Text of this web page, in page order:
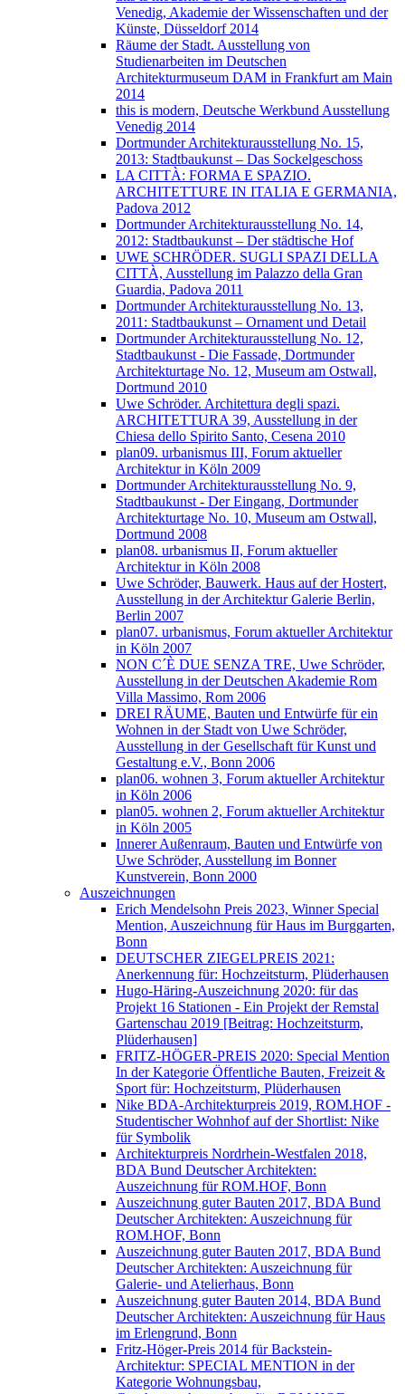
Venedig, Akademie der Wissenschaften und der
Künste, Düsseldorf 2014
Räume der Stadt. Ausstellung von
Studienarbeiten im Deutschen
Architekturmuseum DAM in Frankfurt am Main
2014
this is modern, Deutsche Werkbund Ausstellung
Venedig 2014
Dortmunder Architekturausstellung No. 15,
2013: Stadtbaukunst – Das Sockelgeschoss
LA CITTÀ: FORMA E SPAZIO.
ARCHITETTURE IN ITALIA E GERMANIA,
Padova 2012
Dortmunder Architekturausstellung No. 14,
2012: Stadtbaukunst – Der städtische Hof
UWE SCHRÖDER. SUGLI SPAZI DELLA
CITTÀ, Ausstellung im Palazzo della Gran
Guardia, Padova 2011
Dortmunder Architekturausstellung No. 13,
2011: Stadtbaukunst – Ornament und Detail
Dortmunder Architekturausstellung No. 12,
Stadtbaukunst - Die Fassade, Dortmunder
Architekturtage No. 12, Museum am Ostwall,
Dortmund 2010
Uwe Schröder. Architettura degli spazi.
ARCHITETTURA 39, Ausstellung in der
Chiesa dello Spirito Santo, Cesena 2010
plan09. urbanismus III, Forum aktueller
Architektur in Köln 2009
Dortmunder Architekturausstellung No. 9,
Stadtbaukunst - Der Eingang, Dortmunder
Architekturtage No. 10, Museum am Ostwall,
Dortmund 2008
plan08. urbanismus II, Forum aktueller
Architektur in Köln 2008
Uwe Schröder, Bauwerk. Haus auf der Hostert,
Ausstellung in der Architektur Galerie Berlin,
Berlin 2007
plan07. urbanismus, Forum aktueller Architektur
in Köln 2007
NON C´È DUE SENZA TRE, Uwe Schröder,
Ausstellung in der Deutschen Akademie Rom
Villa Massimo, Rom 2006
DREI RÄUME, Bauten und Entwürfe für ein
Wohnen in der Stadt von Uwe Schröder,
Ausstellung in der Gesellschaft für Kunst und
Gestaltung e.V., Bonn 2006
plan06. wohnen 3, Forum aktueller Architektur
in Köln 2006
plan05. wohnen 2, Forum aktueller Architektur
in Köln 2005
Innerer Außenraum, Bauten und Entwürfe von
Uwe Schröder, Ausstellung im Bonner
Kunstverein, Bonn 2000
Auszeichnungen
Erich Mendelsohn Preis 2023, Winner Special
Mention, Auszeichnung für Haus im Burggarten,
Bonn
DEUTSCHER ZIEGELPREIS 2021:
Anerkennung für: Hochzeitsturm, Plüderhausen
Hugo-Häring-Auszeichnung 2020: für das
Projekt 16 Stationen - Ein Projekt der Remstal
Gartenschau 2019 [Beitrag: Hochzeitsturm,
Plüderhausen]
FRITZ-HÖGER-PREIS 2020: Special Mention
In der Kategorie Öffentliche Bauten, Freizeit &
Sport für: Hochzeitsturm, Plüderhausen
Nike BDA-Architekturpreis 2019, ROM.HOF -
Studentischer Wohnhof auf der Shortlist: Nike
für Symbolik
Architekturpreis Nordrhein-Westfalen 2018,
BDA Bund Deutscher Architekten:
Auszeichnung für ROM.HOF, Bonn
Auszeichnung guter Bauten 2017, BDA Bund
Deutscher Architekten: Auszeichnung für
ROM.HOF, Bonn
Auszeichnung guter Bauten 2017, BDA Bund
Deutscher Architekten: Auszeichnung für
Galerie- und Atelierhaus, Bonn
Auszeichnung guter Bauten 2014, BDA Bund
Deutscher Architekten: Auszeichnung für Haus
im Erlengrund, Bonn
Fritz-Höger-Preis 2014 für Backstein-
Architektur: SPECIAL MENTION in der
Kategorie Wohnungsbau,